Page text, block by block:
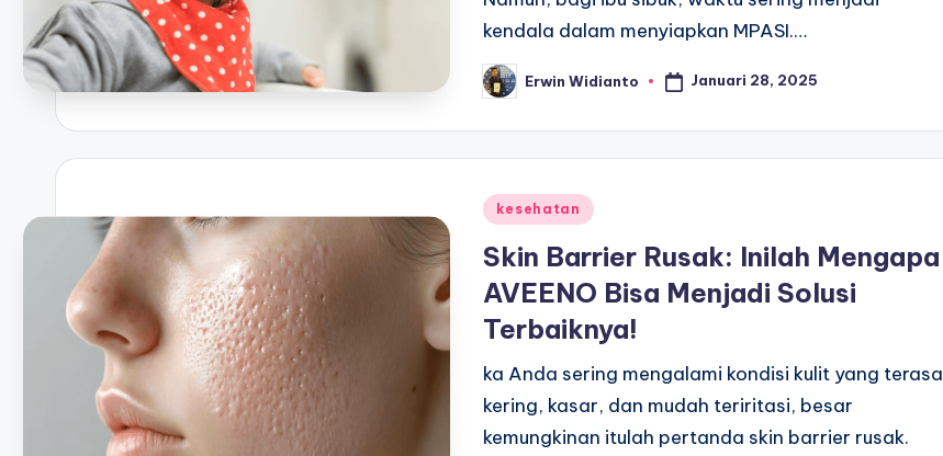
kendala dalam menyiapkan MPASI.…
Posted
by
Erwin Widianto Januari 28, 2025
Posted
kesehatan
Skin Barrier Rusak: Inilah Mengapa
AVEENO Bisa Menjadi Solusi
Terbaiknya!
ka Anda sering mengalami kondisi kulit yang terasa
kering, kasar, dan mudah teriritasi, besar
kemungkinan itulah pertanda skin barrier rusak.